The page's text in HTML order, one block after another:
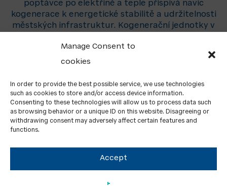
Manage Consent to
cookies
In order to provide the best possible service, we use technologies
such as cookies to store and/or access device information.
Consenting to these technologies will allow us to process data such
as browsing behavior or a unique ID on this website. Disagreeing or
withdrawing consent may adversely affect certain features and
functions.
Accept
poptávce po elektřině a teple přispívá navíc
kogenerace k energetické stabilitě a udržitelnosti
městských infrastruktur. Kogenerační jednotky v
dopad na životní prostředí.